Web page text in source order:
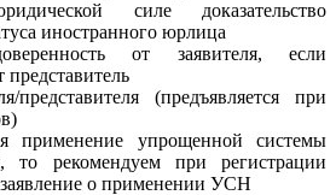
силе доказательство
иностранного юрлица
от заявителя, если
представителя (предъявляется при
применение упрощенной системы
то рекомендуем при регистрации
о применении УСН